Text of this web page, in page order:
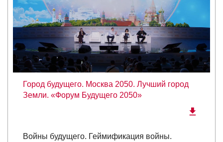
Город будущего. Москва 2050. Лучший город
Земли. «Форум Будущего 2050»
Войны будущего. Геймификация войны.